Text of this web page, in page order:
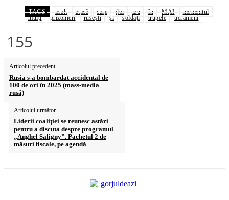
TAGS asalt atacă care doi iau în MAI
momentul
mulți
prizonieri rusești și soldați trupele ucraineni
155
Articolul precedent
Rusia s-a bombardat accidental de
100 de ori în 2025 (mass-media
rusă)
Articolul următor
Liderii coaliţiei se reunesc astăzi
pentru a discuta despre programul
„Anghel Saligny”. Pachetul 2 de
măsuri fiscale, pe agendă